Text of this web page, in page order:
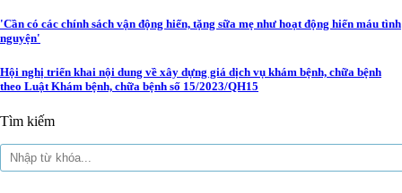
'Cần có các chính sách vận động hiến, tặng sữa mẹ như hoạt động hiến máu tình
nguyện'
Hội nghị triển khai nội dung về xây dựng giá dịch vụ khám bệnh, chữa bệnh
theo Luật Khám bệnh, chữa bệnh số 15/2023/QH15
Tìm kiếm